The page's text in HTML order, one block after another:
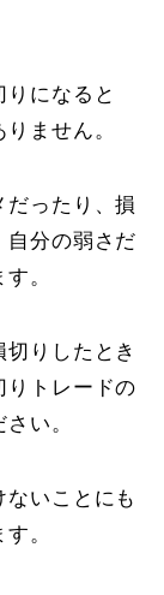
りになると
ません。
だったり、損
自分の弱さだ
。
りしたとき
りトレードの
い。
いことにも
。